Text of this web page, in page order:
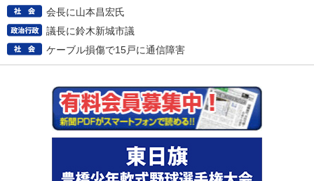
会長に山本昌宏氏
議長に鈴木新城市議
ケーブル損傷で15戸に通信障害